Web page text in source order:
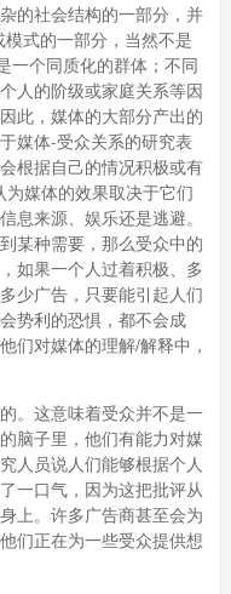
的社会结构的一部分，并
式的一部分，当然不是
一个同质化的群体；不同
人的阶级或家庭关系等因
此，媒体的大部分产出的
媒体-受众关系的研究表
根据自己的情况积极或有
媒体的效果取决于它们
息来源、娱乐还是逃避。
某种需要，那么受众中的
如果一个人过着积极、多
少广告，只要能引起人们
势利的恐惧，都不会成
们对媒体的理解/解释中，
。这意味着受众并不是一
脑子里，他们有能力对媒
人员说人们能够根据个人
一口气，因为这把批评从
上。许多广告商甚至会为
们正在为一些受众提供想